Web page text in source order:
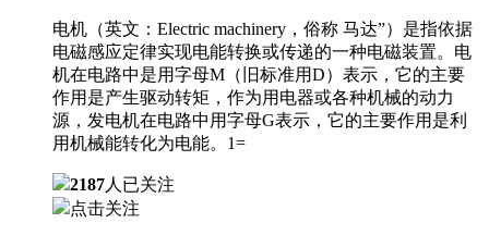
电机（英文：Electric machinery，俗称 马达”）是指依据
电磁感应定律实现电能转换或传递的一种电磁装置。电
机在电路中是用字母M（旧标准用D）表示，它的主要
作用是产生驱动转矩，作为用电器或各种机械的动力
源，发电机在电路中用字母G表示，它的主要作用是利
用机械能转化为电能。1=
2187人已关注
点击关注